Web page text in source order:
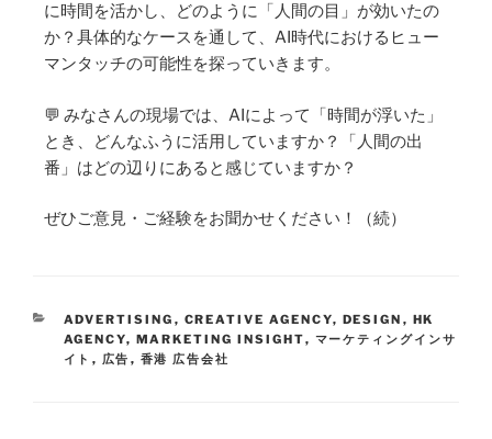
に時間を活かし、どのように「人間の目」が効いたの
か？具体的なケースを通して、AI時代におけるヒュー
マンタッチの可能性を探っていきます。
💬 みなさんの現場では、AIによって「時間が浮いた」
とき、どんなふうに活用していますか？「人間の出
番」はどの辺りにあると感じていますか？
ぜひご意見・ご経験をお聞かせください！（続）
ADVERTISING , CREATIVE AGENCY, DESIGN , HK
AGENCY, MARKETING INSIGHT, マーケティングインサ
イト , 広告 , 香港 広告会社